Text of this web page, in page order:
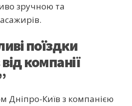
зручною та
поїздки
компанії
Дніпро-Київ з компанією